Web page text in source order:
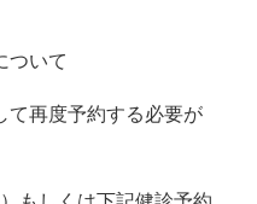
ついて
て再度予約する必要が